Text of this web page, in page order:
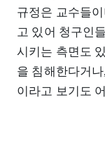
규정은 교수들
고 있어 청구인
시키는 측면도
을 침해한다거
이라고 보기도